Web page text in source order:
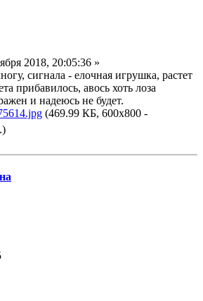
2018, 20:05:36 »
сигнала - елочная игрушка, растет
прибавилось, авось хоть лоза
и надеюсь не будет.
(469.99 КБ, 600x800 -